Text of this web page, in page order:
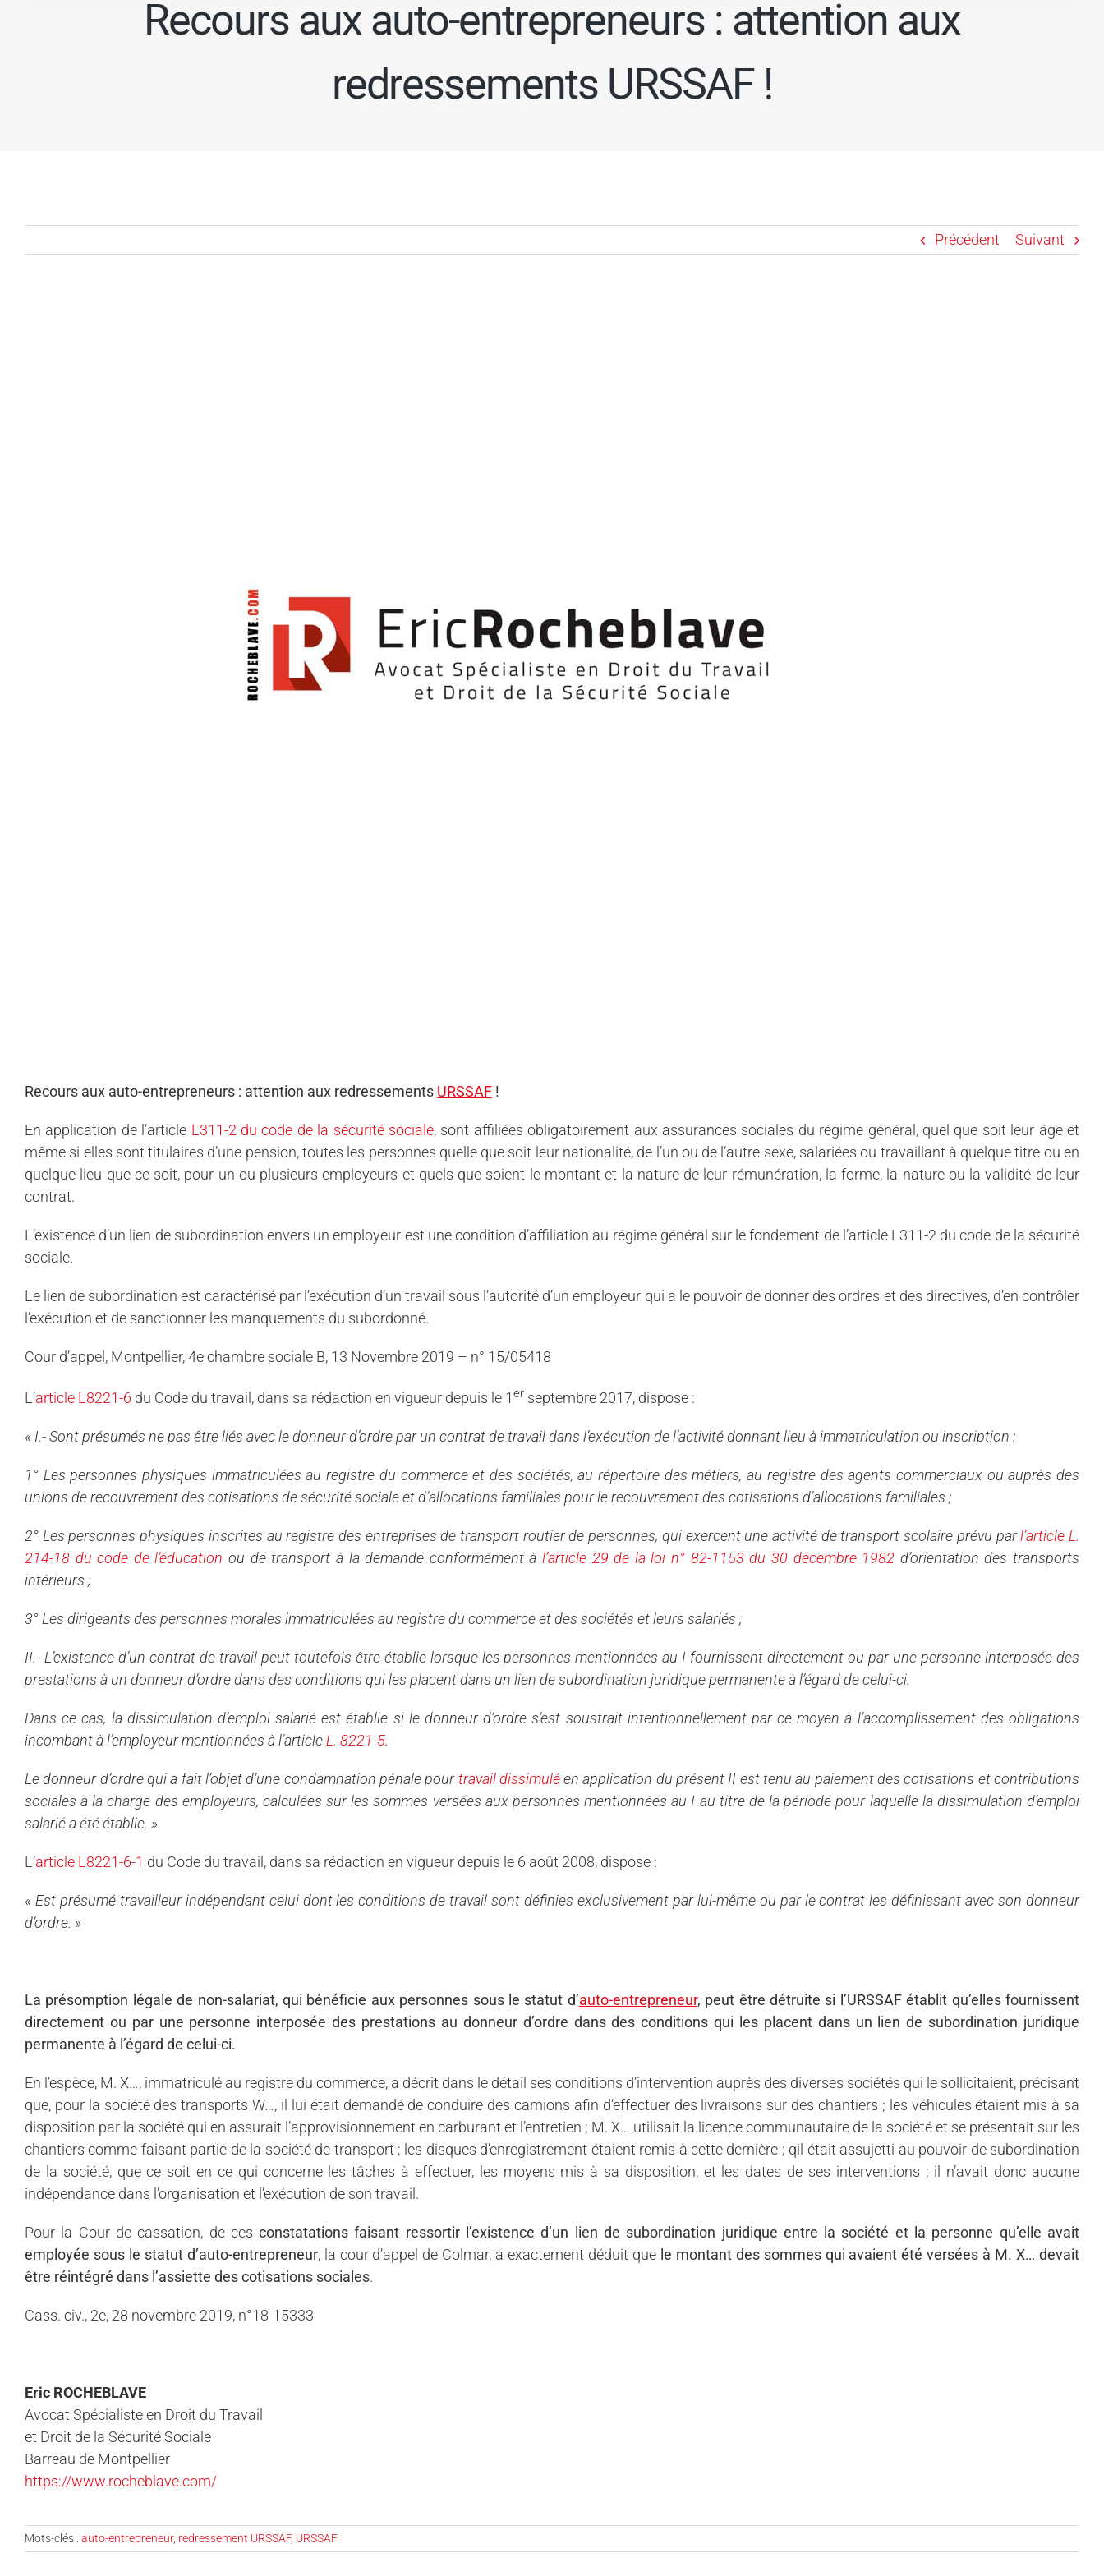
Recours aux auto-entrepreneurs : attention aux
redressements URSSAF !
Précédent Suivant
Recours aux auto-entrepreneurs : attention aux redressements URSSAF !
En application de l’article L311-2 du code de la sécurité sociale, sont affiliées obligatoirement aux assurances sociales du régime général, quel que soit leur âge et
même si elles sont titulaires d’une pension, toutes les personnes quelle que soit leur nationalité, de l’un ou de l’autre sexe, salariées ou travaillant à quelque titre ou en
quelque lieu que ce soit, pour un ou plusieurs employeurs et quels que soient le montant et la nature de leur rémunération, la forme, la nature ou la validité de leur
contrat.
L’existence d’un lien de subordination envers un employeur est une condition d’affiliation au régime général sur le fondement de l’article L311-2 du code de la sécurité
sociale.
Le lien de subordination est caractérisé par l’exécution d’un travail sous l’autorité d’un employeur qui a le pouvoir de donner des ordres et des directives, d’en contrôler
l’exécution et de sanctionner les manquements du subordonné.
Cour d’appel, Montpellier, 4e chambre sociale B, 13 Novembre 2019 – n° 15/05418
L’article L8221-6 du Code du travail, dans sa rédaction en vigueur depuis le 1 er septembre 2017, dispose :
« I.- Sont présumés ne pas être liés avec le donneur d’ordre par un contrat de travail dans l’exécution de l’activité donnant lieu à immatriculation ou inscription :
1° Les personnes physiques immatriculées au registre du commerce et des sociétés, au répertoire des métiers, au registre des agents commerciaux ou auprès des
unions de recouvrement des cotisations de sécurité sociale et d’allocations familiales pour le recouvrement des cotisations d’allocations familiales ;
2° Les personnes physiques inscrites au registre des entreprises de transport routier de personnes, qui exercent une activité de transport scolaire prévu parl’article L.
214-18 du code de l’éducation ou de transport à la demande conformément àl’article 29 de la loi n° 82-1153 du 30 décembre 1982 d’orientation des transports
intérieurs ;
3° Les dirigeants des personnes morales immatriculées au registre du commerce et des sociétés et leurs salariés ;
II.- L’existence d’un contrat de travail peut toutefois être établie lorsque les personnes mentionnées au I fournissent directement ou par une personne interposée des
prestations à un donneur d’ordre dans des conditions qui les placent dans un lien de subordination juridique permanente à l’égard de celui-ci.
Dans ce cas, la dissimulation d’emploi salarié est établie si le donneur d’ordre s’est soustrait intentionnellement par ce moyen à l’accomplissement des obligations
incombant à l’employeur mentionnées à l’article L. 8221-5.
Le donneur d’ordre qui a fait l’objet d’une condamnation pénale pourtravail dissimuléen application du présent II est tenu au paiement des cotisations et contributions
sociales à la charge des employeurs, calculées sur les sommes versées aux personnes mentionnées au I au titre de la période pour laquelle la dissimulation d’emploi
salarié a été établie. »
L’article L8221-6-1 du Code du travail, dans sa rédaction en vigueur depuis le 6 août 2008, dispose :
« Est présumé travailleur indépendant celui dont les conditions de travail sont définies exclusivement par lui-même ou par le contrat les définissant avec son donneur
d’ordre. »
La présomption légale de non-salariat, qui bénéficie aux personnes sous le statut d’auto-entrepreneur, peut être détruite si l’URSSAF établit qu’elles fournissent
directement ou par une personne interposée des prestations au donneur d’ordre dans des conditions qui les placent dans un lien de subordination juridique
permanente à l’égard de celui-ci.
En l’espèce, M. X…, immatriculé au registre du commerce, a décrit dans le détail ses conditions d’intervention auprès des diverses sociétés qui le sollicitaient, précisant
que, pour la société des transports W…, il lui était demandé de conduire des camions afin d’effectuer des livraisons sur des chantiers ; les véhicules étaient mis à sa
disposition par la société qui en assurait l’approvisionnement en carburant et l’entretien ; M. X… utilisait la licence communautaire de la société et se présentait sur les
chantiers comme faisant partie de la société de transport ; les disques d’enregistrement étaient remis à cette dernière ; qil était assujetti au pouvoir de subordination
de la société, que ce soit en ce qui concerne les tâches à effectuer, les moyens mis à sa disposition, et les dates de ses interventions ; il n’avait donc aucune
indépendance dans l’organisation et l’exécution de son travail.
Pour la Cour de cassation, de cesconstatations faisant ressortir l’existence d’un lien de subordination juridique entre la société et la personne qu’elle avait
employée sous le statut d’auto-entrepreneur, la cour d’appel de Colmar, a exactement déduit que le montant des sommes qui avaient été versées à M. X… devait
être réintégré dans l’assiette des cotisations sociales.
Cass. civ., 2e, 28 novembre 2019, n°18-15333
Eric ROCHEBLAVE
Avocat Spécialiste en Droit du Travail
et Droit de la Sécurité Sociale
Barreau de Montpellier
https://www.rocheblave.com/
Mots-clés : auto-entrepreneur, redressement URSSAF, URSSAF